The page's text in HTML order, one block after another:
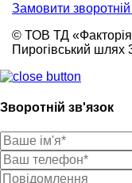
Замовити зворотній
© ТОВ ТД
Пирогівський шлях
Зворотній зв'язок